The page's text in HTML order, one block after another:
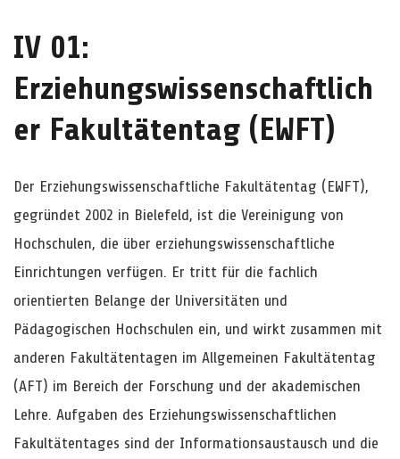
IV 01:
Erziehungswissenschaftlich
er Fakultätentag (EWFT)
Der Erziehungswissenschaftliche Fakultätentag (EWFT),
gegründet 2002 in Bielefeld, ist die Vereinigung von
Hochschulen, die über erziehungswissenschaftliche
Einrichtungen verfügen. Er tritt für die fachlich
orientierten Belange der Universitäten und
Pädagogischen Hochschulen ein, und wirkt zusammen mit
anderen Fakultätentagen im Allgemeinen Fakultätentag
(AFT) im Bereich der Forschung und der akademischen
Lehre. Aufgaben des Erziehungswissenschaftlichen
Fakultätentages sind der Informationsaustausch und die